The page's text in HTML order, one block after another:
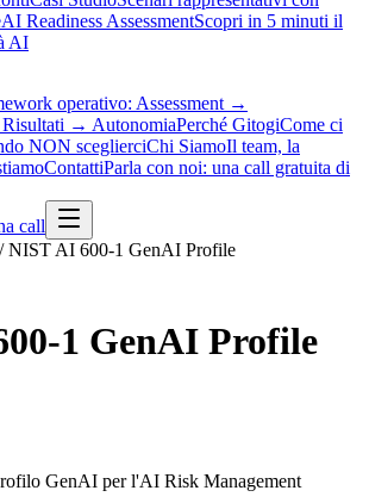
AI Readiness AssessmentScopri in 5 minuti il
AI
operativo: Assessment →
→ AutonomiaPerché GitogiCome ci
NON sceglierciChi SiamoIl team, la
ContattiParla con noi: una call gratuita di
call
/NIST AI 600-1 GenAI Profile
1 GenAI Profile
GenAI per l'AI Risk Management